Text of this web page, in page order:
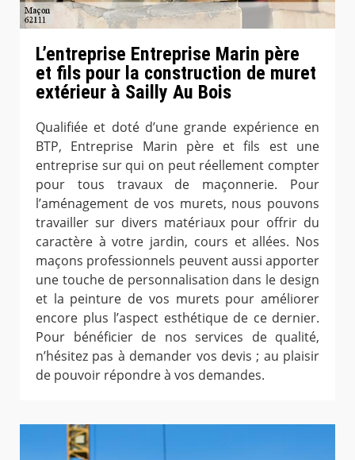
L’entreprise Entreprise Marin père
et fils pour la construction de muret
extérieur à Sailly Au Bois
Qualifiée et doté d’une grande expérience en
BTP, Entreprise Marin père et fils est une
entreprise sur qui on peut réellement compter
pour tous travaux de maçonnerie. Pour
l’aménagement de vos murets, nous pouvons
travailler sur divers matériaux pour offrir du
caractère à votre jardin, cours et allées. Nos
maçons professionnels peuvent aussi apporter
une touche de personnalisation dans le design
et la peinture de vos murets pour améliorer
encore plus l’aspect esthétique de ce dernier.
Pour bénéficier de nos services de qualité,
n’hésitez pas à demander vos devis ; au plaisir
de pouvoir répondre à vos demandes.